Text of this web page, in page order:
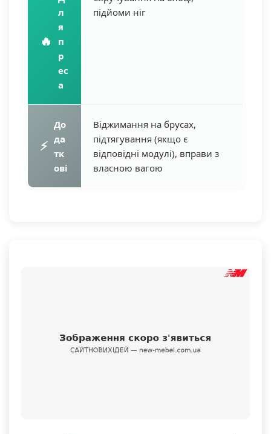
🔥
л
я
п
р
ес
а
підйоми ніг
⚡
До
да
тк
ові
Віджимання на брусах,
підтягування (якщо є
відповідні модулі), вправи з
власною вагою